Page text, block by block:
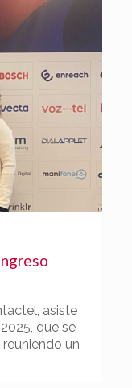
asiste
que se
un